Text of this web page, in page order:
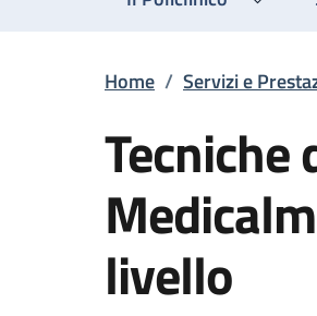
Briciole di
Home / Servizi e
Tecniche
livello